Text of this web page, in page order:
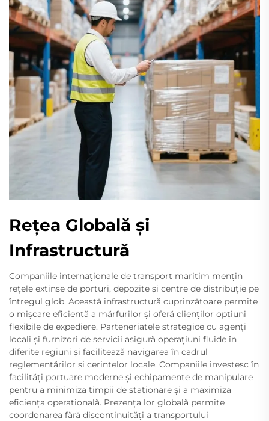
Rețea Globală și
Infrastructură
Companiile internaționale de transport maritim mențin
rețele extinse de porturi, depozite și centre de distribuție pe
întregul glob. Această infrastructură cuprinzătoare permite
o mișcare eficientă a mărfurilor și oferă clienților opțiuni
flexibile de expediere. Parteneriatele strategice cu agenți
locali și furnizori de servicii asigură operațiuni fluide în
diferite regiuni și facilitează navigarea în cadrul
reglementărilor și cerințelor locale. Companiile investesc în
facilități portuare moderne și echipamente de manipulare
pentru a minimiza timpii de staționare și a maximiza
eficiența operațională. Prezența lor globală permite
coordonarea fără discontinuități a transportului